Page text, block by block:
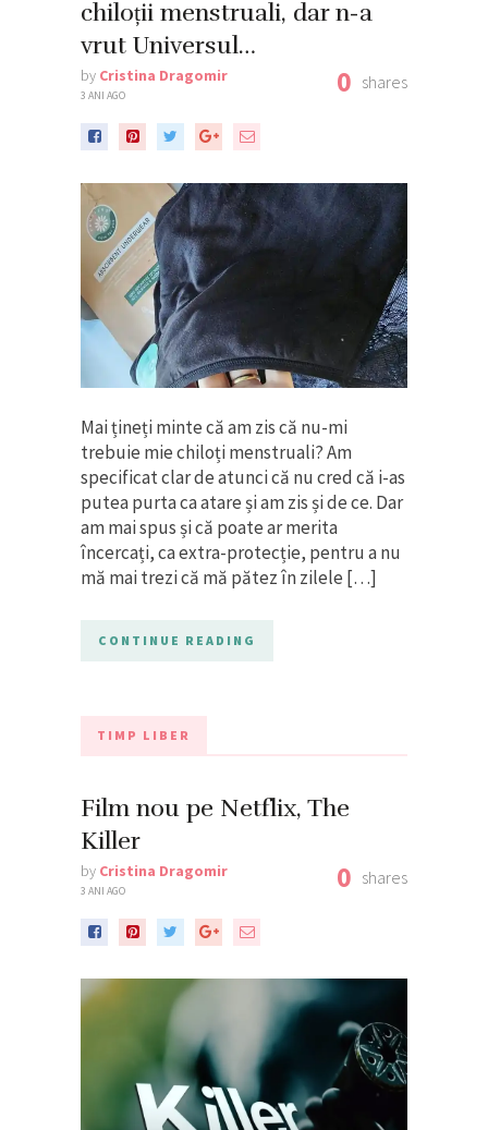
chiloții menstruali, dar n-a
vrut Universul…
by Cristina Dragomir
3 ANI AGO 0 shares
Mai țineți minte că am zis că nu-mi
trebuie mie chiloți menstruali? Am
specificat clar de atunci că nu cred că i-as
putea purta ca atare și am zis și de ce. Dar
am mai spus și că poate ar merita
încercați, ca extra-protecție, pentru a nu
mă mai trezi că mă pătez în zilele […]
CONTINUE READING
TIMP LIBER
Film nou pe Netflix, The
Killer
by Cristina Dragomir
3 ANI AGO 0 shares